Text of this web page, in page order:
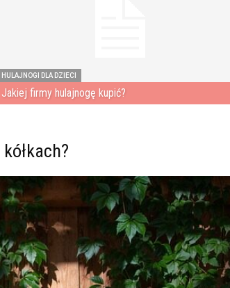
HULAJNOGI DLA DZIECI
Jakiej firmy hulajnogę kupić?